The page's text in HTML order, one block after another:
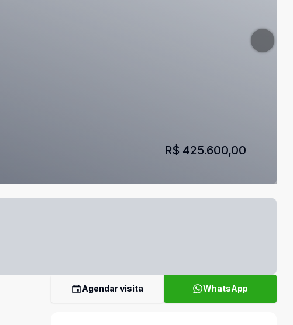
R$ 425.600,00
Agendar visita WhatsApp